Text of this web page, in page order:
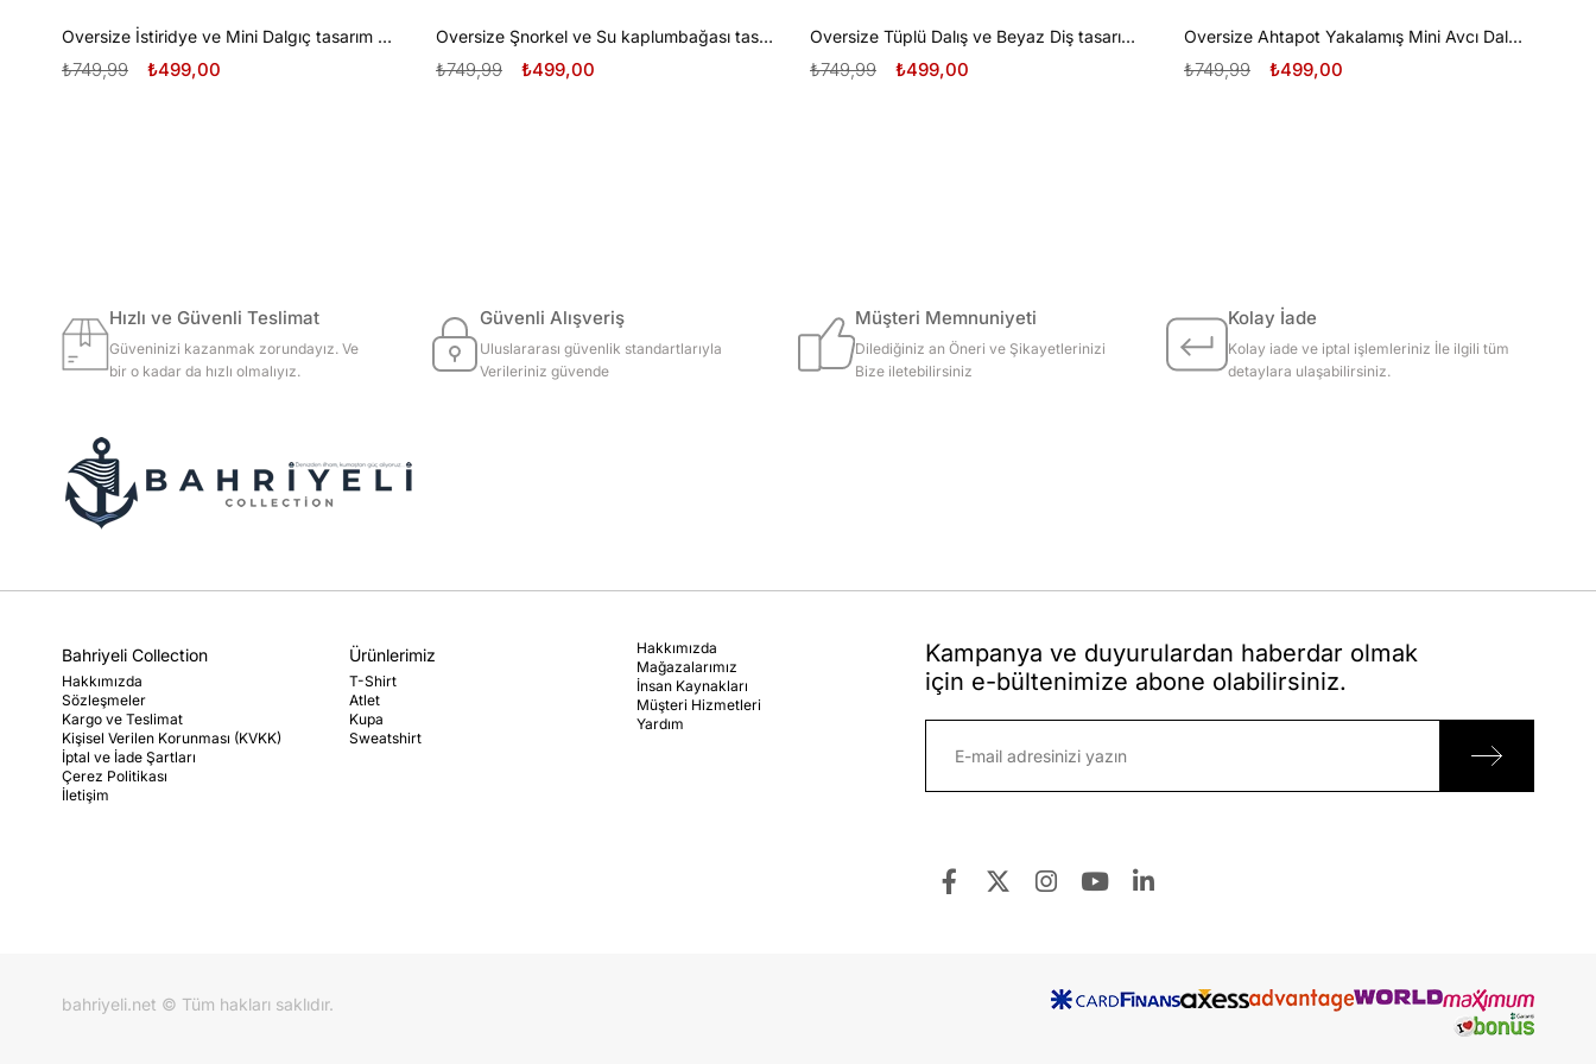
Oversize İstiridye ve Mini Dalgıç tasarım unisex T-shirt
₺499,00
₺749,99
Oversize Şnorkel ve Su kaplumbağası tasarım unisex T-shirt
₺499,00
₺749,99
Oversize Tüplü Dalış ve Beyaz Diş tasarım unisex T-shirt
₺499,00
₺749,99
Oversize Ahtapot Yakalamış Mini Avcı Dalgıç Tasarım unisex T-shirt
₺499,00
₺749,99
Hızlı ve Güvenli Teslimat
Güveninizi kazanmak zorundayız. Ve
bir o kadar da hızlı olmalıyız.
Güvenli Alışveriş
Uluslararası güvenlik standartlarıyla
Verileriniz güvende
Müşteri Memnuniyeti
Dilediğiniz an Öneri ve Şikayetlerinizi
Bize iletebilirsiniz
Kolay İade
Kolay iade ve iptal işlemleriniz İle ilgili tüm
detaylara ulaşabilirsiniz.
Bahriyeli Collection
Hakkımızda
Sözleşmeler
Kargo ve Teslimat
Kişisel Verilen Korunması (KVKK)
İptal ve İade Şartları
Çerez Politikası
İletişim
Ürünlerimiz
T-Shirt
Atlet
Kupa
Sweatshirt
Hakkımızda
Mağazalarımız
İnsan Kaynakları
Müşteri Hizmetleri
Yardım
Kampanya ve duyurulardan haberdar olmak
için e-bültenimize abone olabilirsiniz.
bahriyeli.net © Tüm hakları saklıdır.